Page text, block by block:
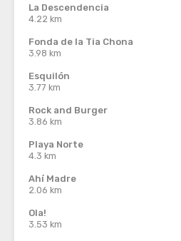
La Descendencia
4.22 km
Fonda de la Tia Chona
3.98 km
Esquilón
3.77 km
Rock and Burger
3.86 km
Playa Norte
4.3 km
Ahí Madre
2.06 km
Ola!
3.53 km